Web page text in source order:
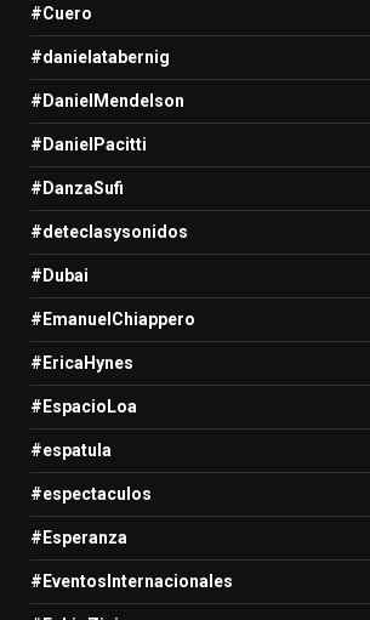
#Cuero
#danielatabernig
#DanielMendelson
#DanielPacitti
#DanzaSufi
#deteclasysonidos
#Dubai
#EmanuelChiappero
#EricaHynes
#EspacioLoa
#espatula
#espectaculos
#Esperanza
#EventosInternacionales